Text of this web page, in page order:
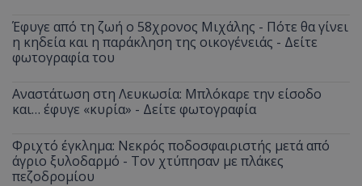
Έφυγε από τη ζωή ο 58χρονος Μιχάλης - Πότε θα γίνει
η κηδεία και η παράκληση της οικογένειάς - Δείτε
φωτογραφία του
Αναστάτωση στη Λευκωσία: Μπλόκαρε την είσοδο
και… έφυγε «κυρία» - Δείτε φωτογραφία
Φριχτό έγκλημα: Νεκρός ποδοσφαιριστής μετά από
άγριο ξυλοδαρμό - Τον χτύπησαν με πλάκες
πεζοδρομίου